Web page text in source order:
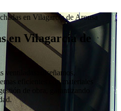
en Vilagarcía de Arousa
en Vilagarcía de
ventiladas: diseñamos,
eficientes con materiales
de obra, garantizando